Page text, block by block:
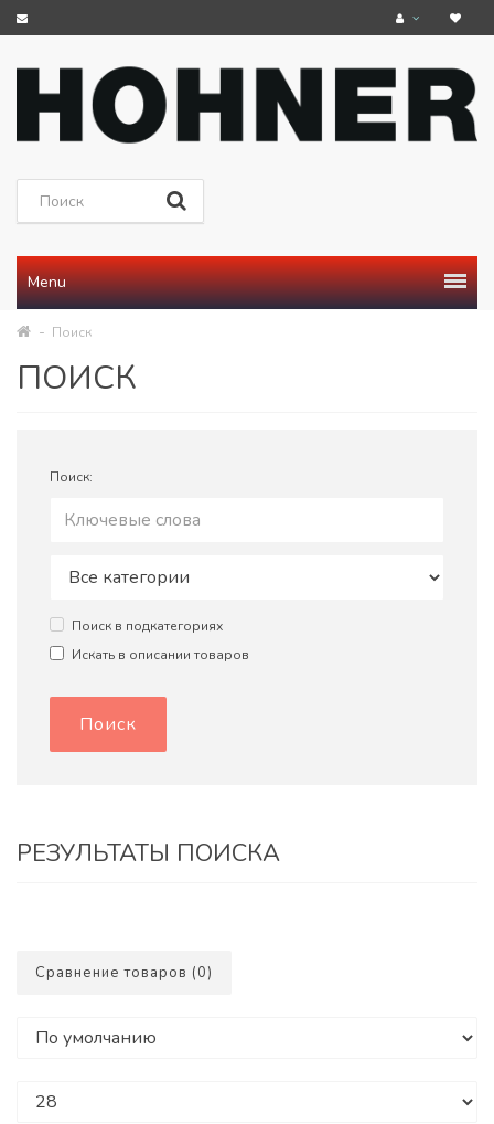
Menu
Поиск
ПОИСК
Поиск:
Поиск в подкатегориях
Искать в описании товаров
РЕЗУЛЬТАТЫ ПОИСКА
Сравнение товаров (0)